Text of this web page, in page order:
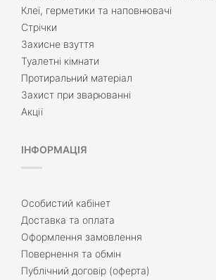
Клеї, герметики та наповнювачі
Стрічки
Захисне взуття
Туалетні кімнати
Протиральний матеріал
Захист при зварюванні
Акції
ІНФОРМАЦІЯ
Особистий кабінет
Доставка та оплата
Оформлення замовлення
Повернення та обмін
Публічний договір (оферта)